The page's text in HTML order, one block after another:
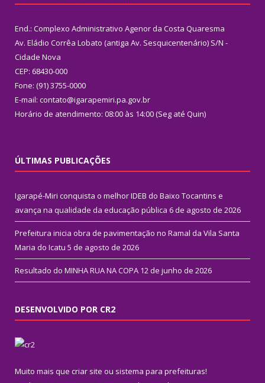
End.: Complexo Administrativo Agenor da Costa Quaresma
Av. Eládio Corrêa Lobato (antiga Av. Sesquicentenário) S/N -
Cidade Nova
CEP: 68430-000
Fone: (91) 3755-0000
E-mail: contato@igarapemiri.pa.gov.br
Horário de atendimento: 08:00 às 14:00 (Seg até Quin)
ÚLTIMAS PUBLICAÇÕES
Igarapé-Miri conquista o melhor IDEB do Baixo Tocantins e
avança na qualidade da educação pública 6 de agosto de 2026
Prefeitura inicia obra de pavimentação no Ramal da Vila Santa
Maria do Icatu 5 de agosto de 2026
Resultado do MINHA RUA NA COPA 12 de junho de 2026
DESENVOLVIDO POR CR2
Muito mais que criar site ou sistema para prefeituras!